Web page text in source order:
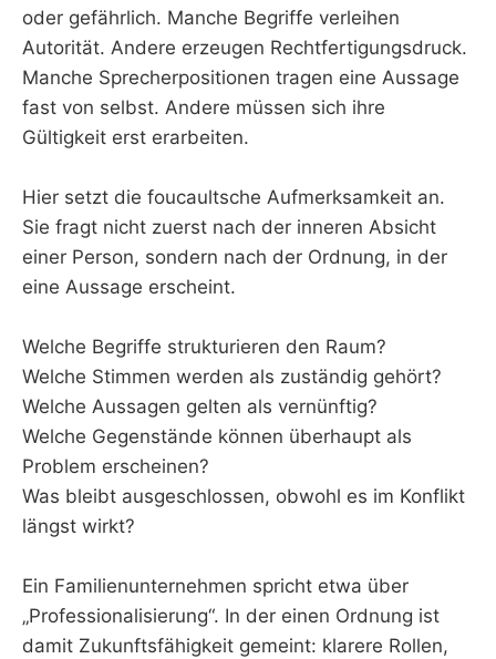
oder gefährlich. Manche Begriffe verleihen
Autorität. Andere erzeugen Rechtfertigungsdruck.
Manche Sprecherpositionen tragen eine Aussage
fast von selbst. Andere müssen sich ihre
Gültigkeit erst erarbeiten.
Hier setzt die foucaultsche Aufmerksamkeit an.
Sie fragt nicht zuerst nach der inneren Absicht
einer Person, sondern nach der Ordnung, in der
eine Aussage erscheint.
Welche Begriffe strukturieren den Raum?
Welche Stimmen werden als zuständig gehört?
Welche Aussagen gelten als vernünftig?
Welche Gegenstände können überhaupt als
Problem erscheinen?
Was bleibt ausgeschlossen, obwohl es im Konflikt
längst wirkt?
Ein Familienunternehmen spricht etwa über
„Professionalisierung“. In der einen Ordnung ist
damit Zukunftsfähigkeit gemeint: klarere Rollen,